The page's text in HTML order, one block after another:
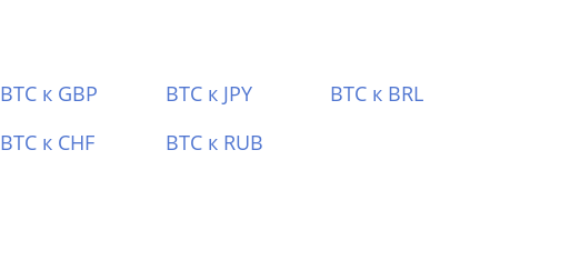
BTC к GBP BTC к JPY
BTC к BRL
BTC к CHF BTC к RUB